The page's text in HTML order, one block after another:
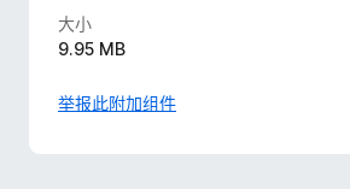
大小
9.95 MB
举报此附加组件